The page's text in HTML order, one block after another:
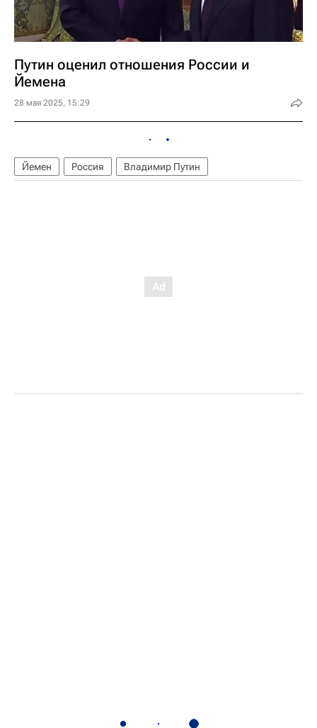
Путин оценил отношения России и
Йемена
28 мая 2025, 15:29
Йемен Россия Владимир Путин